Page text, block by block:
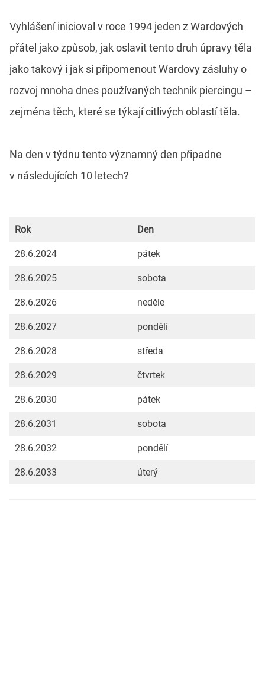
Vyhlášení inicioval v roce 1994 jeden z Wardových
přátel jako způsob, jak oslavit tento druh úpravy těla
jako takový i jak si připomenout Wardovy zásluhy o
rozvoj mnoha dnes používaných technik piercingu –
zejména těch, které se týkají citlivých oblastí těla.
Na den v týdnu tento významný den připadne
v následujících 10 letech?
Rok Den
28.6.2024 pátek
28.6.2025 sobota
28.6.2026 neděle
28.6.2027 pondělí
28.6.2028 středa
28.6.2029 čtvrtek
28.6.2030 pátek
28.6.2031 sobota
28.6.2032 pondělí
28.6.2033 úterý